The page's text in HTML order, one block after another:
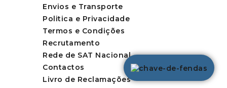
Envios e Transporte
Politica e Privacidade
Termos e Condições
Recrutamento
Rede de SAT Nacional
Contactos
Livro de Reclamações